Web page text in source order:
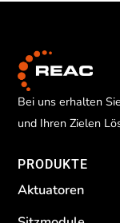
Bei uns erhalten
und Ihren Zielen
PRODUKTE
Aktuatoren